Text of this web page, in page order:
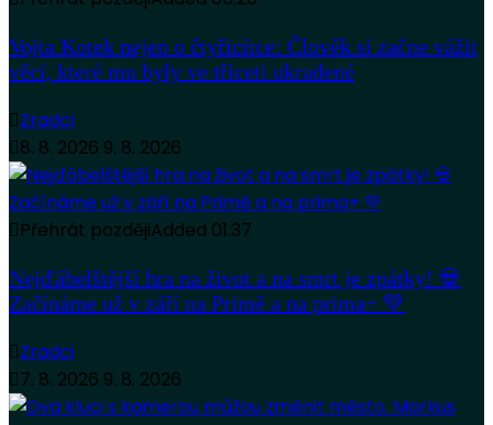
Vojta Kotek nejen o čtyřicítce: Člověk si začne vážit
věcí, které mu byly ve třiceti ukradené
Zradci
8. 8. 2026 9. 8. 2026
Přehrát pozdějiAdded 01:37
Nejďábelštější hra na život a na smrt je zpátky! 💀
Začínáme už v září na Primě a na prima+ 💚
Zradci
7. 8. 2026 9. 8. 2026